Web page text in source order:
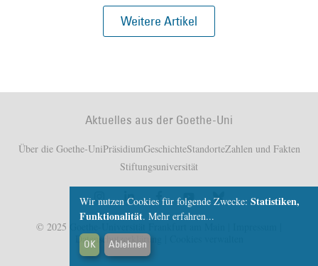
Weitere Artikel
Aktuelles aus der Goethe-Uni
Über die Goethe-UniPräsidiumGeschichteStandorteZahlen und Fakten
Stiftungsuniversität
© 2025 Goethe-Universität Frankfurt am Main |
Datenschutzerklärung
Wir nutzen Cookies für folgende Zwecke: Statistiken,
Funktionalität. Mehr erfahren...
OK Ablehnen